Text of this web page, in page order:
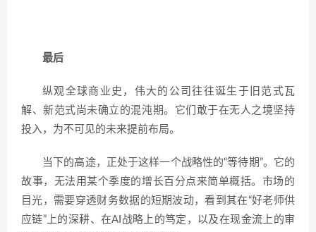
最后
纵观全球商业史，伟大的公司往往诞生于旧范式瓦
解、新范式尚未确立的混沌期。它们敢于在无人之境坚持
投入，为不可见的未来提前布局。
当下的高途，正处于这样一个战略性的“等待期”。它的
故事，无法用某个季度的增长百分点来简单概括。市场的
目光，需要穿透财务数据的短期波动，看到其在“好老师供
应链”上的深耕、在AI战略上的笃定，以及在现金流上的审